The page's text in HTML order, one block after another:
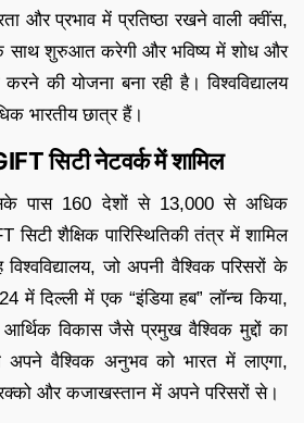
और प्रभाव में प्रतिष्ठा रखने वाली क्वींस,
के साथ शुरुआत करेगी और भविष्य में शोध और
की योजना बना रही है। विश्वविद्यालय
भारतीय छात्र हैं।
सिटी नेटवर्क में शामिल
पास 160 देशों से 13,000 से अधिक
सिटी शैक्षिक पारिस्थितिकी तंत्र में शामिल
जो अपनी वैश्विक परिसरों के
में दिल्ली में एक “इंडिया हब” लॉन्च किया,
विकास जैसे प्रमुख वैश्विक मुद्दों का
अपने वैश्विक अनुभव को भारत में लाएगा,
और कजाखस्तान में अपने परिसरों से।